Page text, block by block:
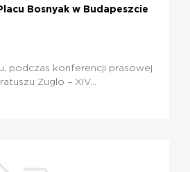
Bosnyak w Budapeszcie
podczas konferencji prasowej
Zuglo – XIV...